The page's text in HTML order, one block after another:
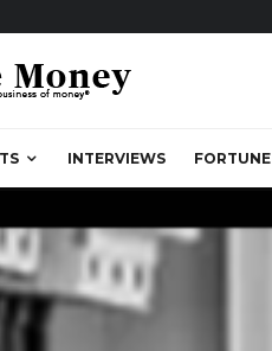
INTERVIEWS FORTUNE